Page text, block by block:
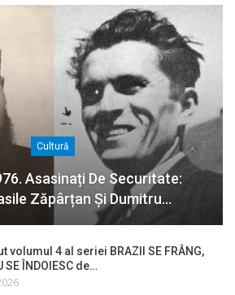
Cultură
Asasinați De Securitate:
Zăpârțan Și Dumitru…
volumul 4 al seriei BRAZII SE FRÂNG,
SE ÎNDOIESC de…